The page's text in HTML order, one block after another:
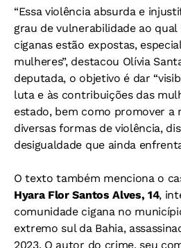
“Essa violência absurda e
grau de vulnerabilidade ao
ciganas estão expostas,
mulheres”, destacou Olívia
deputada, o objetivo é dar
luta e às contribuições das
estado, bem como promover a
diversas formas de violência,
desigualdade que ainda
O texto também menciona o
Hyara Flor Santos Alves, 14,
comunidade cigana no
extremo sul da Bahia,
2023. O autor do crime, seu